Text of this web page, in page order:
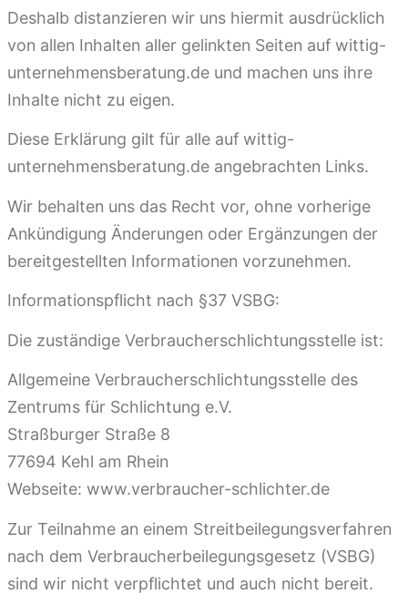
Deshalb distanzieren wir uns hiermit ausdrücklich
von allen Inhalten aller gelinkten Seiten auf wittig-
unternehmensberatung.de und machen uns ihre
Inhalte nicht zu eigen.
Diese Erklärung gilt für alle auf wittig-
unternehmensberatung.de angebrachten Links.
Wir behalten uns das Recht vor, ohne vorherige
Ankündigung Änderungen oder Ergänzungen der
bereitgestellten Informationen vorzunehmen.
Informationspflicht nach §37 VSBG:
Die zuständige Verbraucherschlichtungsstelle ist:
Allgemeine Verbraucherschlichtungsstelle des
Zentrums für Schlichtung e.V.
Straßburger Straße 8
77694 Kehl am Rhein
Webseite: www.verbraucher-schlichter.de
Zur Teilnahme an einem Streitbeilegungsverfahren
nach dem Verbraucherbeilegungsgesetz (VSBG)
sind wir nicht verpflichtet und auch nicht bereit.